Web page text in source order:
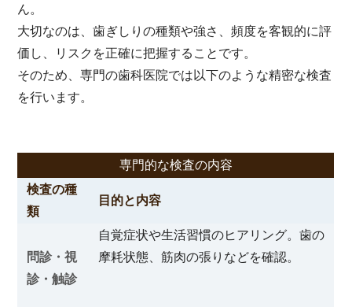
ん。
大切なのは、歯ぎしりの種類や強さ、頻度を客観的に評
価し、リスクを正確に把握することです。
そのため、専門の歯科医院では以下のような精密な検査
を行います。
専門的な検査の内容
検査の種
類
目的と内容
問診・視
診・触診
自覚症状や生活習慣のヒアリング。歯の
摩耗状態、筋肉の張りなどを確認。